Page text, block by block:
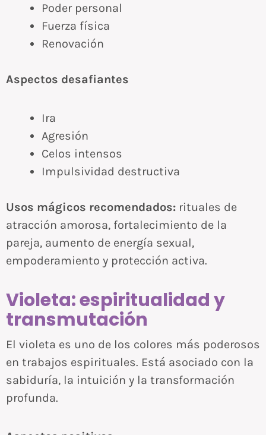
Poder personal
Fuerza física
Renovación
Aspectos desafiantes
Ira
Agresión
Celos intensos
Impulsividad destructiva
Usos mágicos recomendados: rituales de
atracción amorosa, fortalecimiento de la
pareja, aumento de energía sexual,
empoderamiento y protección activa.
Violeta: espiritualidad y
transmutación
El violeta es uno de los colores más poderosos
en trabajos espirituales. Está asociado con la
sabiduría, la intuición y la transformación
profunda.